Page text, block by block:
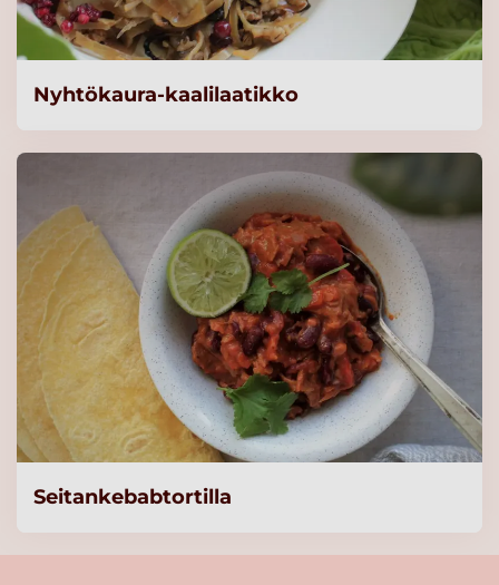
Nyhtökaura-kaalilaatikko
Seitankebabtortilla